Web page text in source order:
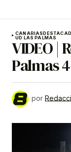
CANARIAS
UD LAS PALMAS
VIDEO |
Palmas
por